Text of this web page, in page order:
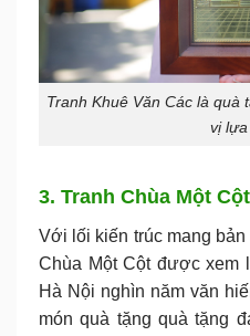
Tranh Khuê Văn Các là quà
vị
3. Tranh Chùa Một Cột
Với lối kiến trúc mang
Chùa Một Cột được
Hà Nội nghìn năm văn
món quà tặng quà tặng